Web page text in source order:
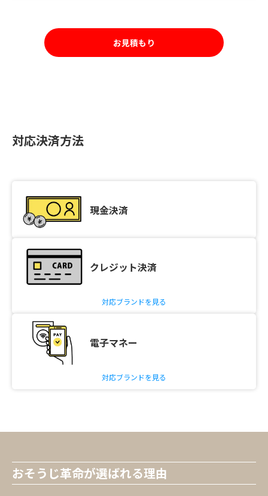
お見積もり
対応決済方法
現金決済
クレジット決済
対応ブランドを見る
電子マネー
対応ブランドを見る
おそうじ革命が選ばれる理由